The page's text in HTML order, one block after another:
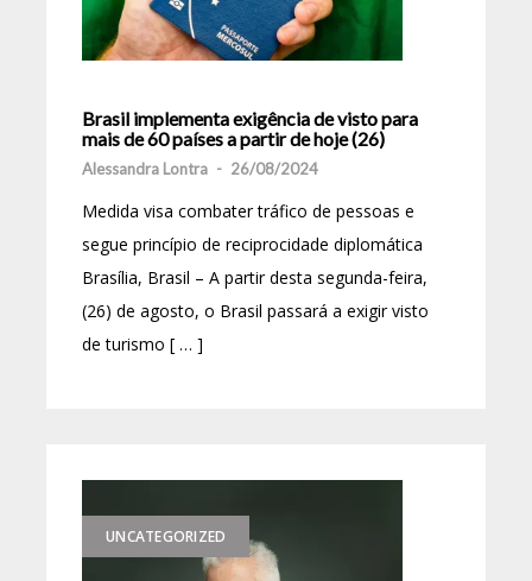
Brasil implementa exigência de visto para
mais de 60 países a partir de hoje (26)
Alessandra Lontra - 26/08/2024
Medida visa combater tráfico de pessoas e
segue princípio de reciprocidade diplomática
Brasília, Brasil – A partir desta segunda-feira,
(26) de agosto, o Brasil passará a exigir visto
de turismo [ … ]
UNCATEGORIZED